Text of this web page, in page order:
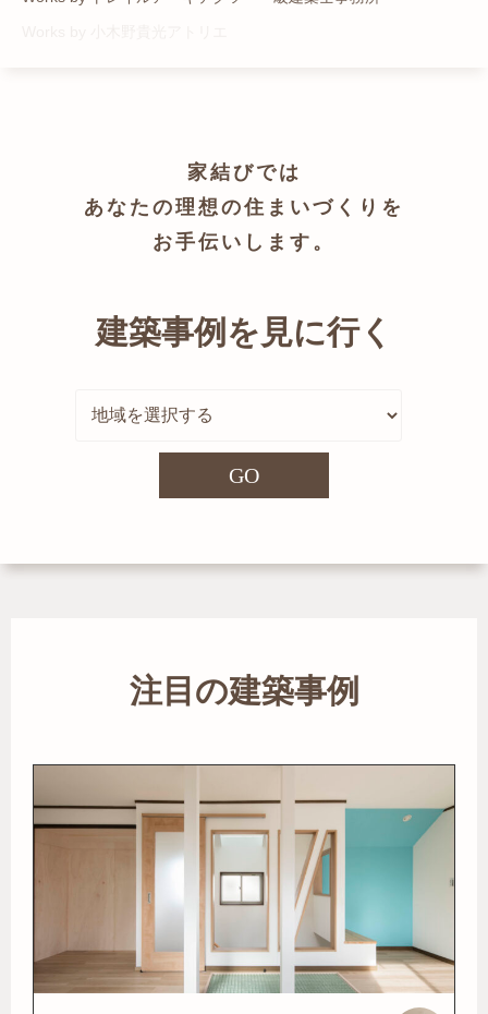
家結びでは
あなたの理想の住まいづくりを
お手伝いします。
建築事例を見に行く
GO
注目の建築事例